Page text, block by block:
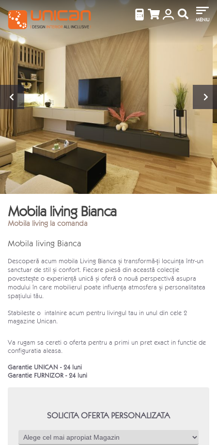
MENIU
Mobila living Bianca
Mobila living la comanda
Mobila living Bianca
Descoperă acum mobila Living Bianca și transformă-ți locuința într-un
sanctuar de stil și confort. Fiecare piesă din această colecție
povestește o experiență unică și oferă o nouă perspectivă asupra
modului în care mobilierul poate influența atmosfera și personalitatea
spațiului tău.
Stabileste o intalnire acum pentru livingul tau in unul din cele 2
magazine Unican.
Va rugam sa cereti o oferta pentru a primi un pret exact in functie de
configuratia aleasa.
Garantie UNICAN - 24 luni
Garantie FURNIZOR - 24 luni
SOLICITA OFERTA PERSONALIZATA